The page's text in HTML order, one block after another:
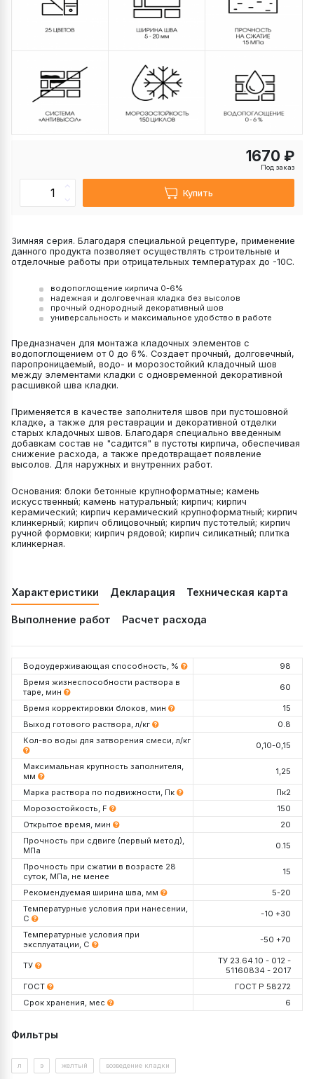
Купить
1670 ₽
Под заказ
Зимняя серия. Благодаря специальной рецептуре, применение
данного продукта позволяет осуществлять строительные и
отделочные работы при отрицательных температурах до -10С.
водопоглощение кирпича 0-6%
надежная и долговечная кладка без высолов
прочный однородный декоративный шов
универсальность и максимальное удобство в работе
Предназначен для монтажа кладочных элементов с
водопоглощением от 0 до 6%. Создает прочный, долговечный,
паропроницаемый, водо- и морозостойкий кладочный шов
между элементами кладки с одновременной декоративной
расшивкой шва кладки.
Применяется в качестве заполнителя швов при пустошовной
кладке, а также для реставрации и декоративной отделки
старых кладочных швов. Благодаря специально введенным
добавкам состав не "садится" в пустоты кирпича, обеспечивая
снижение расхода, а также предотвращает появление
высолов. Для наружных и внутренних работ.
Основания: блоки бетонные крупноформатные; камень
искусственный; камень натуральный; кирпич; кирпич
керамический; кирпич керамический крупноформатный; кирпич
клинкерный; кирпич облицовочный; кирпич пустотелый; кирпич
ручной формовки; кирпич рядовой; кирпич силикатный; плитка
клинкерная.
Характеристики Декларация Техническая карта
Выполнение работ Расчет расхода
Водоудерживающая способность, %
98
Время жизнеспособности раствора в
таре, мин
60
Время корректировки блоков, мин
15
Выход готового раствора, л/кг
0.8
Кол-во воды для затворения смеси, л/кг
0,10-0,15
Максимальная крупность заполнителя,
мм
1,25
Марка раствора по подвижности, Пк
Пк2
Морозостойкость, F
150
Открытое время, мин
20
Прочность при сдвиге (первый метод),
МПа
0.15
Прочность при сжатии в возрасте 28
суток, МПа, не менее
15
Рекомендуемая ширина шва, мм
5-20
Температурные условия при нанесении,
С
-10 +30
Температурные условия при
эксплуатации, С
-50 +70
ТУ
ТУ 23.64.10 - 012 -
51160834 - 2017
ГОСТ
ГОСТ Р 58272
Срок хранения, мес
6
Росаккредитации
https://pub.fsa.gov.ru/rds/declaration
Расход на 1 мм шва
Фильтры
л э желтый возведение кладки